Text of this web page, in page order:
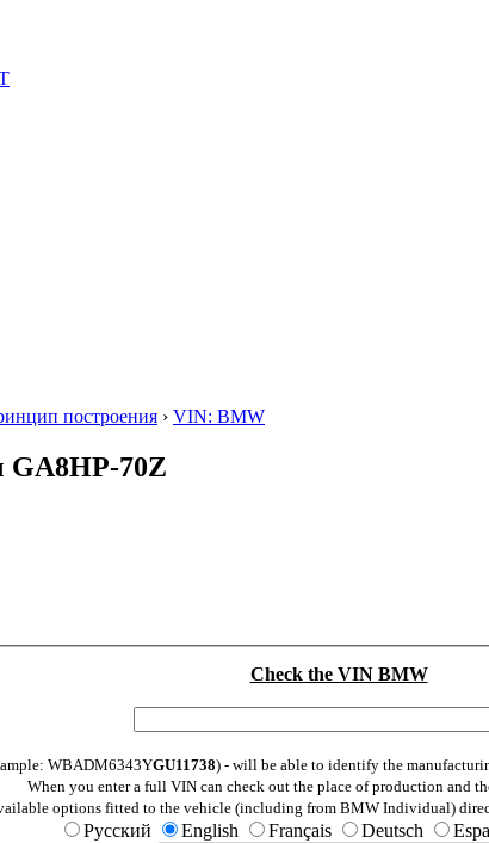
построения › VIN: BMW
GA8HP-70Z
Check the VIN BMW
WBADM6343YGU11738) - will be able to identify the
When you enter a full VIN can check out the place of production and
options fitted to the vehicle (including from BMW Individual)
Русский English Français Deutsch